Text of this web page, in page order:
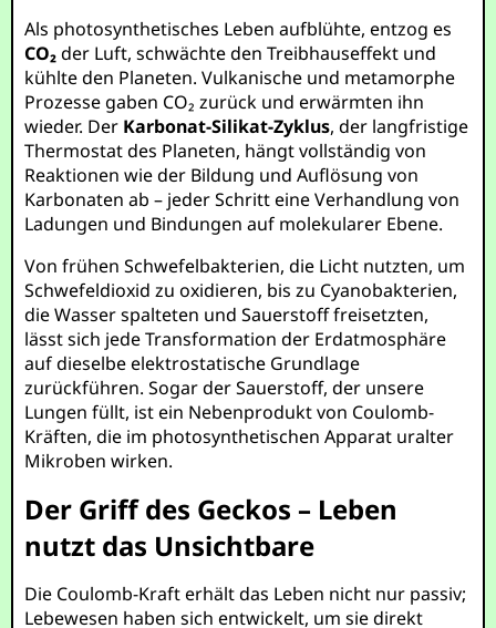
Als photosynthetisches Leben aufblühte, entzog es
CO₂der Luft, schwächte den Treibhauseffekt und
kühlte den Planeten. Vulkanische und metamorphe
Prozesse gaben CO₂ zurück und erwärmten ihn
wieder. Der Karbonat-Silikat-Zyklus, der langfristige
Thermostat des Planeten, hängt vollständig von
Reaktionen wie der Bildung und Auflösung von
Karbonaten ab – jeder Schritt eine Verhandlung von
Ladungen und Bindungen auf molekularer Ebene.
Von frühen Schwefelbakterien, die Licht nutzten, um
Schwefeldioxid zu oxidieren, bis zu Cyanobakterien,
die Wasser spalteten und Sauerstoff freisetzten,
lässt sich jede Transformation der Erdatmosphäre
auf dieselbe elektrostatische Grundlage
zurückführen. Sogar der Sauerstoff, der unsere
Lungen füllt, ist ein Nebenprodukt von Coulomb-
Kräften, die im photosynthetischen Apparat uralter
Mikroben wirken.
Der Griff des Geckos – Leben
nutzt das Unsichtbare
Die Coulomb-Kraft erhält das Leben nicht nur passiv;
Lebewesen haben sich entwickelt, um sie direkt